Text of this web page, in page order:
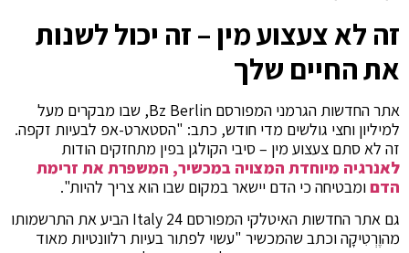
זה לא צעצוע מין – זה יכול לשנות
את החיים שלך
אתר החדשות הגרמני המפורסם Bz Berlin, שבו מבקרים מעל
למיליון וחצי גולשים מדי חודש, כתב: "הסטארט-אפ לבעיות זקפה.
זה לא סתם צעצוע מין – סיבי הקולגן בפין מתחזקים הודות
לאנרגיה מיוחדת המצויה במכשיר, המשפרת את זרימת
הדםומבטיחה כי הדם יישאר במקום שבו הוא צריך להיות".
גם אתר החדשות האיטלקי המפורסם Italy 24 הביע את התרשמותו
מהוֶרְטִיקָה וכתב שהמכשיר "עשוי לפתור בעיות רלוונטיות מאוד